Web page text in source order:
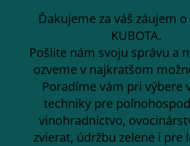
Ďakujeme za váš záujem
KUBOTA.
Pošlite nám svoju správu a
ozveme v najkratšom
Poradíme vám pri výbere
techniky pre
vinohradníctvo,
zvierat, údržbu zelene i pre